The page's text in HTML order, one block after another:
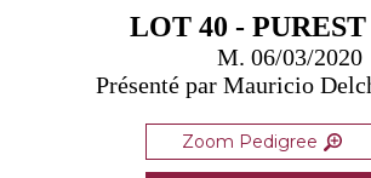
LOT 40 -
M. 06/03/2020
Présenté par Mauricio
Zoom Pedigree